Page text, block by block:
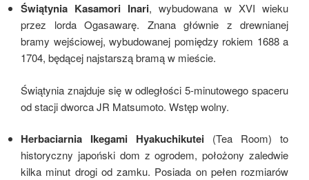
Świątynia Kasamori Inari, wybudowana w XVI wieku
przez lorda Ogasawarę. Znana głównie z drewnianej
bramy wejściowej, wybudowanej pomiędzy rokiem 1688 a
1704, będącej najstarszą bramą w mieście.
Świątynia znajduje się w odległości 5-minutowego spaceru
od stacji dworca JR Matsumoto. Wstęp wolny.
Herbaciarnia Ikegami Hyakuchikutei (Tea Room) to
historyczny japoński dom z ogrodem, położony zaledwie
kilka minut drogi od zamku. Posiada on pełen rozmiarów